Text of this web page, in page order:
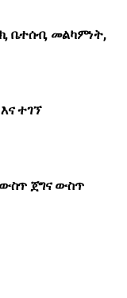
ቤተሰብ, መልካምነት,
ተገኘ
ጀግና ውስጥ